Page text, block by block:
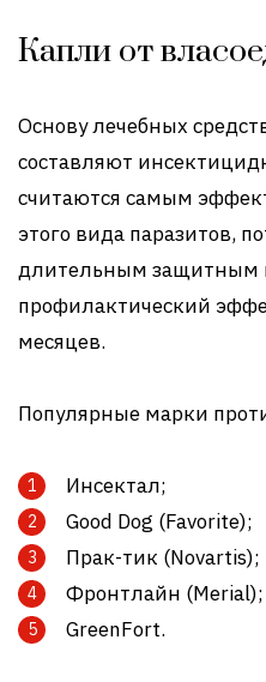
Капли от
Основу лечебных
составляют
считаются самым
этого вида паразитов,
длительным защитным
профилактический
месяцев.
Популярные марки
Инсектал;
Good Dog (Favorite);
Прак-тик (Novartis);
Фронтлайн (Merial);
GreenFort.